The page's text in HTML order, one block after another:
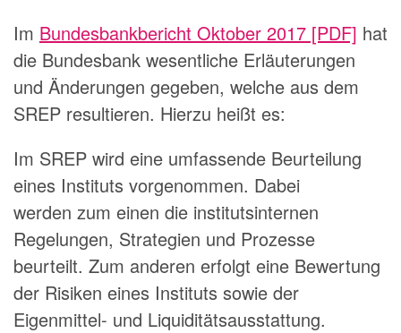
Im Bundesbankbericht Oktober 2017 [PDF] hat
die Bundesbank wesentliche Erläuterungen
und Änderungen gegeben, welche aus dem
SREP resultieren. Hierzu heißt es:
Im SREP wird eine umfassende Beurteilung
eines Instituts vorgenommen. Dabei
werden zum einen die institutsinternen
Regelungen, Strategien und Prozesse
beurteilt. Zum anderen erfolgt eine Bewertung
der Risiken eines Instituts sowie der
Eigenmittel- und Liquiditätsausstattung.